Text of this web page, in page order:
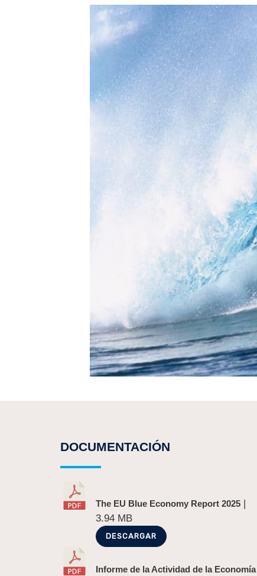
DOCUMENTACIÓN
The EU Blue Economy Report 2025 |
3.94 MB
DESCARGAR
Informe de la Actividad de la Economía